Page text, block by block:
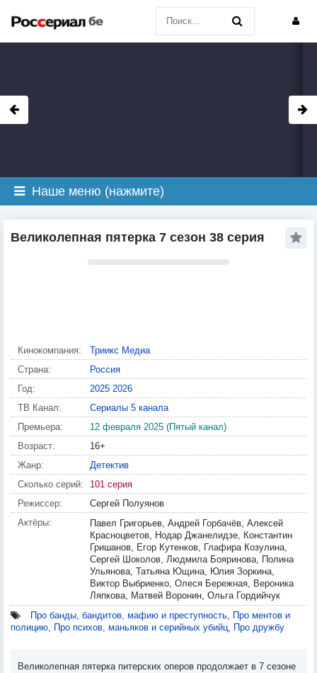
Наше меню (нажмите)
Великолепная пятерка 7 сезон 38 серия
Кинокомпания:
Триикс Медиа
Страна:
Россия
Год:
2025 2026
ТВ Канал:
Сериалы 5 канала
Премьера:
12 февраля 2025 (Пятый канал)
Возраст:
16+
Жанр:
Детектив
Сколько серий:
101 серия
Режиссер:
Сергей Полуянов
Актёры:
Павел Григорьев, Андрей Горбачёв, Алексей
Красноцветов, Нодар Джанелидзе, Константин
Гришанов, Егор Кутенков, Глафира Козулина,
Сергей Шоколов, Людмила Бояринова, Полина
Ульянова, Татьяна Ющина, Юлия Зоркина,
Виктор Выбриенко, Олеся Бережная, Вероника
Ляпкова, Матвей Воронин, Ольга Гордийчук
Про банды, бандитов, мафию и преступность, Про ментов и
полицию, Про психов, маньяков и серийных убийц, Про дружбу
Великолепная пятерка питерских оперов продолжает в 7 сезоне